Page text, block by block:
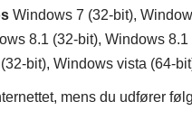
Windows 7 (32-bit),
8.1 (32-bit), Windows
bit), Windows vista (64-
mens du udfører